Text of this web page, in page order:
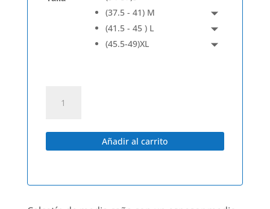
(37.5 - 41) M
(41.5 - 45 ) L
(45.5-49)XL
caña
cantidad
Añadir al carrito